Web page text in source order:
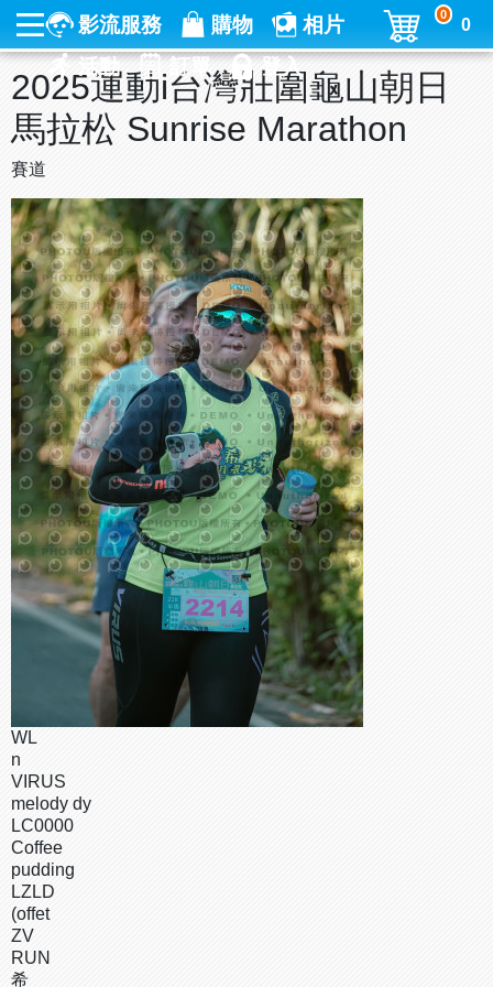
影流服務 購物
相片
活動
訂單 登入
0
0
2025運動i台灣壯圍龜山朝日
馬拉松 Sunrise Marathon
賽道
WL
n
VIRUS
melody dy
LC0000
Coffee
pudding
LZLD
(offet
ZV
RUN
希